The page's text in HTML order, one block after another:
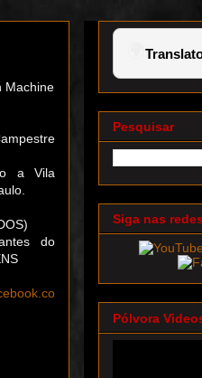
Machine
a Vila
do
Pesquisar
Siga nas
Pólvora